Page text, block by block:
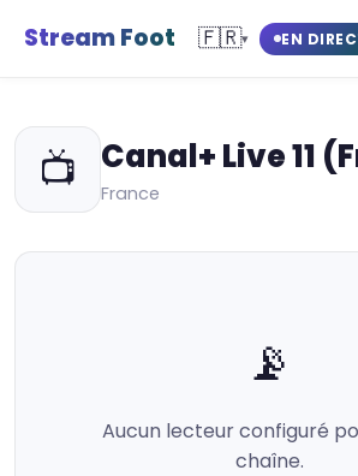
Stream Foot 🇫🇷▾ EN
📺 Canal+ Live 11
France
📡
Aucun lecteur configuré
chaîne.